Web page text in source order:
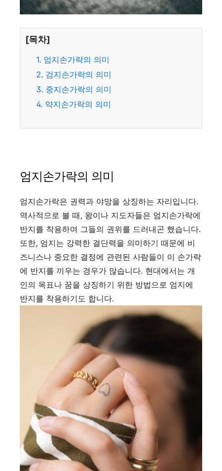
[목차]
1. 엄지손가락의 의미
2. 검지손가락의 의미
3. 중지손가락의 의미
4. 약지손가락의 의미
엄지손가락의 의미
엄지손가락은 권력과 야망을 상징하는 자리입니다.
역사적으로 볼 때, 왕이나 지도자들은 엄지손가락에
반지를 착용하여 그들의 권위를 드러내곤 했습니다.
또한, 엄지는 강력한 결단력을 의미하기 때문에 비
즈니스나 중요한 결정에 관련된 사람들이 이 손가락
에 반지를 끼우는 경우가 많습니다. 현대에서는 개
인의 목표나 꿈을 상징하기 위한 방법으로 엄지에
반지를 착용하기도 합니다.